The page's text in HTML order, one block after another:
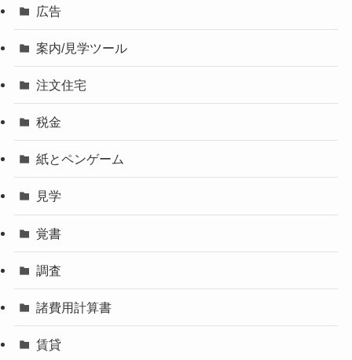
広告
案内/見学ツール
注文住宅
税金
紙とペンゲーム
見学
覚書
調査
諸費用計算書
賃貸